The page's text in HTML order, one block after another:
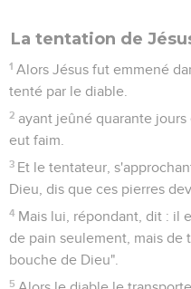
Alors Jésus lui dit : Va-
rendras hommage au
seul".
Alors le diable le laisse :
et le servirent.
Jésus commence
ayant ouï dire que Jean
Galilée ;
13
et ayant quitté Nazareth, il
est au bord de la mer, sur